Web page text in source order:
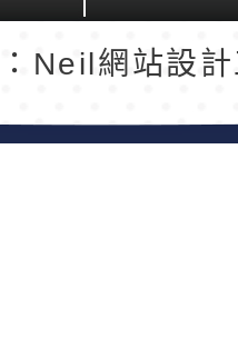
返回頂端
Neil網站設